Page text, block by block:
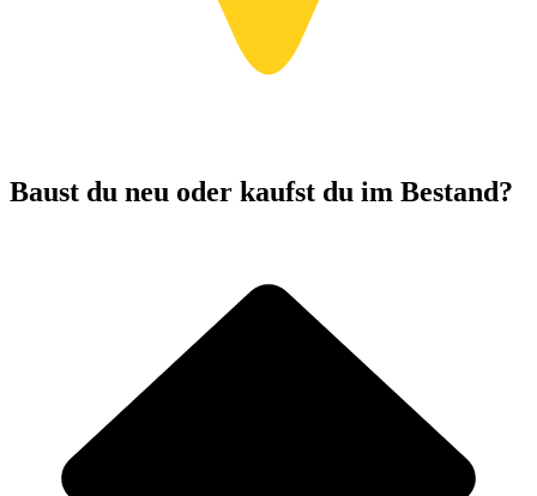
Baust du neu oder kaufst du im Bestand?